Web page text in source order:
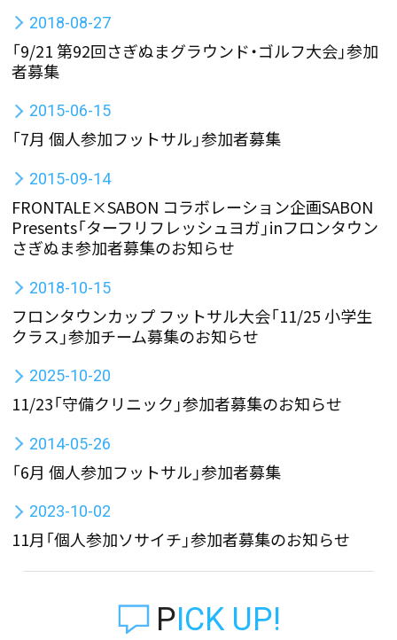
2018-08-27
「9/21 第92回さぎぬまグラウンド・ゴルフ大会」参加
者募集
2015-06-15
「7月 個人参加フットサル」参加者募集
2015-09-14
FRONTALE×SABON コラボレーション企画SABON
Presents「ターフリフレッシュヨガ」inフロンタウン
さぎぬま参加者募集のお知らせ
2018-10-15
フロンタウンカップ フットサル大会「11/25 小学生
クラス」参加チーム募集のお知らせ
2025-10-20
11/23「守備クリニック」参加者募集のお知らせ
2014-05-26
「6月 個人参加フットサル」参加者募集
2023-10-02
11月「個人参加ソサイチ」参加者募集のお知らせ
PICK UP!